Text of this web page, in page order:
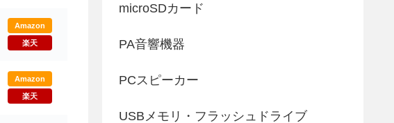
Amazon
楽天
Amazon
楽天
microSDカード
PA音響機器
PCスピーカー
USBメモリ・フラッシュドライブ